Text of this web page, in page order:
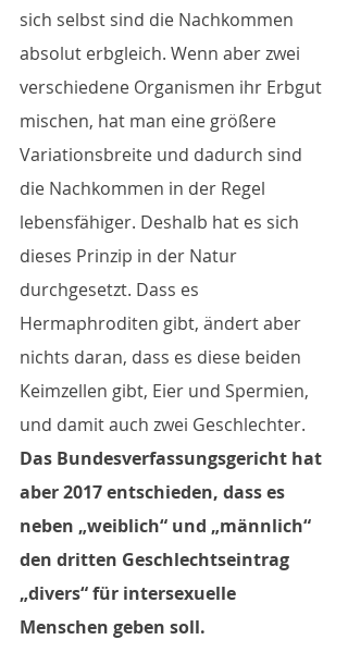
sich selbst sind die Nachkommen
absolut erbgleich. Wenn aber zwei
verschiedene Organismen ihr Erbgut
mischen, hat man eine größere
Variationsbreite und dadurch sind
die Nachkommen in der Regel
lebensfähiger. Deshalb hat es sich
dieses Prinzip in der Natur
durchgesetzt. Dass es
Hermaphroditen gibt, ändert aber
nichts daran, dass es diese beiden
Keimzellen gibt, Eier und Spermien,
und damit auch zwei Geschlechter.
Das Bundesverfassungsgericht hat
aber 2017 entschieden, dass es
neben „weiblich“ und „männlich“
den dritten Geschlechtseintrag
„divers“ für intersexuelle
Menschen geben soll.